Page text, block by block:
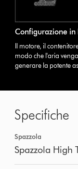
Configurazione in
Il motore, il
modo che l'aria
generare la potente
Specifiche
Spazzola
Spazzola High